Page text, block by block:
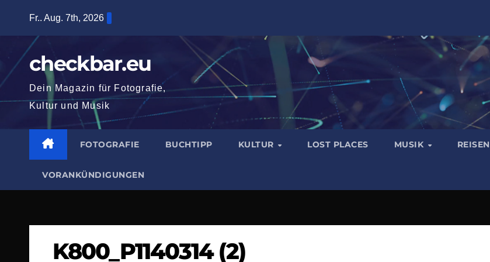
springen
Fr.. Aug. 7th, 2026
checkbar.eu
Dein Magazin für Fotografie,
Kultur und Musik
FOTOGRAFIE BUCHTIPP KULTUR LOST PLACES MUSIK REISEN
VORANKÜNDIGUNGEN
K800_P1140314 (2)